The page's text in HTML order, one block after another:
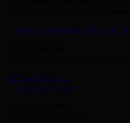
Политика Конфиденциальности
info@nmgdoc.ru
+7 (495) 937-6170